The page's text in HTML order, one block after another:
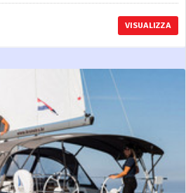
VISUALIZZA